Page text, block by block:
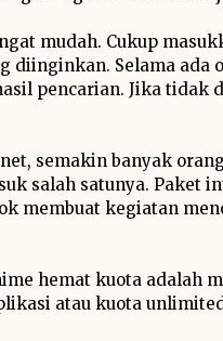
mudah. Cukup
diinginkan. Selama ada
pencarian. Jika tidak
semakin banyak
salah satunya. Paket
membuat kegiatan
hemat kuota adalah
atau kuota